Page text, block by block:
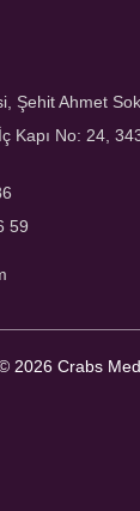
Şehit Ahmet
Kapı No: 24,
59
2026 Crabs